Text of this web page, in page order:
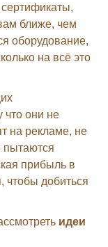
ближе, чем
оборудование,
на всё это
что они не
на рекламе, не
пытаются
прибыль в
чтобы добиться
идеи